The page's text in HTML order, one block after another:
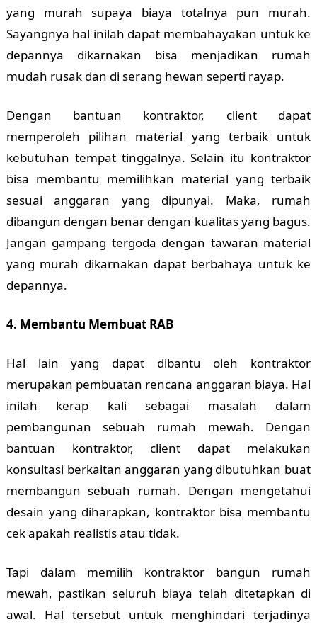
yang murah supaya biaya totalnya pun murah.
Sayangnya hal inilah dapat membahayakan untuk ke
depannya dikarnakan bisa menjadikan rumah
mudah rusak dan di serang hewan seperti rayap.
Dengan bantuan kontraktor, client dapat
memperoleh pilihan material yang terbaik untuk
kebutuhan tempat tinggalnya. Selain itu kontraktor
bisa membantu memilihkan material yang terbaik
sesuai anggaran yang dipunyai. Maka, rumah
dibangun dengan benar dengan kualitas yang bagus.
Jangan gampang tergoda dengan tawaran material
yang murah dikarnakan dapat berbahaya untuk ke
depannya.
4. Membantu Membuat RAB
Hal lain yang dapat dibantu oleh kontraktor
merupakan pembuatan rencana anggaran biaya. Hal
inilah kerap kali sebagai masalah dalam
pembangunan sebuah rumah mewah. Dengan
bantuan kontraktor, client dapat melakukan
konsultasi berkaitan anggaran yang dibutuhkan buat
membangun sebuah rumah. Dengan mengetahui
desain yang diharapkan, kontraktor bisa membantu
cek apakah realistis atau tidak.
Tapi dalam memilih kontraktor bangun rumah
mewah, pastikan seluruh biaya telah ditetapkan di
awal. Hal tersebut untuk menghindari terjadinya